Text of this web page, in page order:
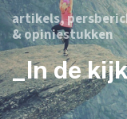
artikels,
& opiniestukken
_In de